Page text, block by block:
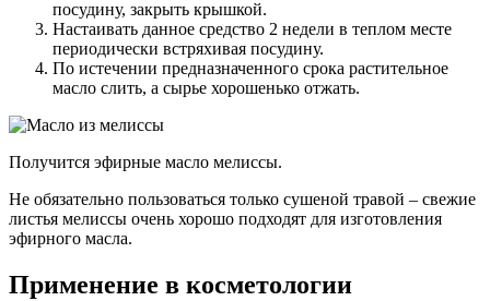
посудину, закрыть крышкой.
Настаивать данное средство 2 недели в теплом месте
периодически встряхивая посудину.
По истечении предназначенного срока растительное
масло слить, а сырье хорошенько отжать.
Получится эфирные масло мелиссы.
Не обязательно пользоваться только сушеной травой – свежие
листья мелиссы очень хорошо подходят для изготовления
эфирного масла.
Применение в косметологии